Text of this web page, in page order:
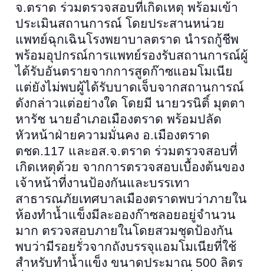
จ.ตราด ร่วมตรวจสอบที่เกิดเหตุ พร้อมเข้า
ประเมินสถานการณ์ โดยประสานหน่วย
แพทย์ฉุกเฉินโรงพยาบาลตราด นำรถกู้ชีพ
พร้อมอุปกรณ์การแพทย์รองรับสถานการณ์ผู้
ได้รับอันตรายจากการสูดก๊าซแอมโมเนีย
แต่ยังไม่พบผู้ได้รับบาดเจ็บจากสถานการณ์
ดังกล่าวแต่อย่างใด โดยมี นายวรนิติ์ มุตตา
หารัช นายอำเภอเมืองตราด พร้อมปลัด
หัวหน้าฝ่ายความมั่นคง อ.เมืองตราด
ตชด.117 และอส.จ.ตราด ร่วมตรวจสอบที่
เกิดเหตุด้วย จากการตรวจสอบเบื้องต้นของ
เจ้าหน้าที่งานป้องกันและบรรเทา
สาธารณภัยเทศบาลเมืองตราดพบว่าภายใน
ห้องทำน้ำแข็งมีละอองก๊าซลอยอยู่จำนวน
มาก ตรวจสอบภายในโดยสวมชุดป้องกัน
พบว่ามีรอยรั่วจากถังบรรจุแอมโมเนียที่ใช้
สำหรับทำน้ำแข็ง ขนาดประมาณ 500 ลิตร